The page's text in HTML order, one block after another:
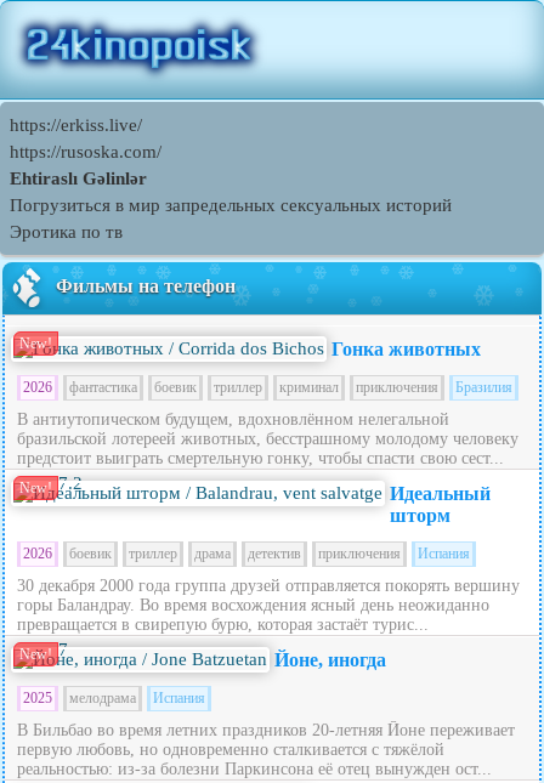
https://erkiss.live/
https://rusoska.com/
Ehtiraslı Gəlinlər
Погрузиться в мир запредельных сексуальных историй
Эротика по тв
Фильмы на телефон
New! Гонка животных
2026 фантастика боевик триллер криминал приключения Бразилия
В антиутопическом будущем, вдохновлённом нелегальной
бразильской лотереей животных, бесстрашному молодому человеку
предстоит выиграть смертельную гонку, чтобы спасти свою сест...
New! 7.2
Идеальный
шторм
2026 боевик триллер драма детектив приключения Испания
30 декабря 2000 года группа друзей отправляется покорять вершину
горы Баландрау. Во время восхождения ясный день неожиданно
превращается в свирепую бурю, которая застаёт турис...
New! 7 Йоне, иногда
2025 мелодрама Испания
В Бильбао во время летних праздников 20‑летняя Йоне переживает
первую любовь, но одновременно сталкивается с тяжёлой
реальностью: из‑за болезни Паркинсона её отец вынужден ост...